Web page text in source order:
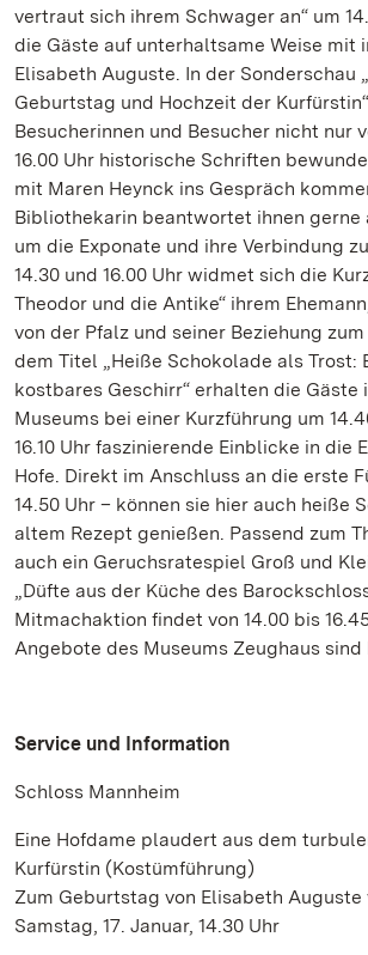
vertraut sich ihrem Schwager an“ um
die Gäste auf unterhaltsame Weise mit
Elisabeth Auguste. In der Sonderschau
Geburtstag und Hochzeit der
Besucherinnen und Besucher nicht nur
16.00 Uhr historische Schriften
mit Maren Heynck ins Gespräch
Bibliothekarin beantwortet ihnen gerne
um die Exponate und ihre Verbindung
14.30 und 16.00 Uhr widmet sich die
Theodor und die Antike“ ihrem
von der Pfalz und seiner Beziehung
dem Titel „Heiße Schokolade als Trost:
kostbares Geschirr“ erhalten die Gäste
Museums bei einer Kurzführung um
16.10 Uhr faszinierende Einblicke in die
Hofe. Direkt im Anschluss an die erste
14.50 Uhr – können sie hier auch heiße
altem Rezept genießen. Passend zum
auch ein Geruchsratespiel Groß und
„Düfte aus der Küche des
Mitmachaktion findet von 14.00 bis
Angebote des Museums Zeughaus sind
Service und Information
Schloss Mannheim
Eine Hofdame plaudert aus dem
Kurfürstin (Kostümführung)
Zum Geburtstag von Elisabeth Auguste
Samstag, 17. Januar, 14.30 Uhr